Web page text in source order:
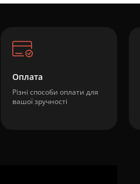
Оплата
Різні способи оплати для
вашої зручності